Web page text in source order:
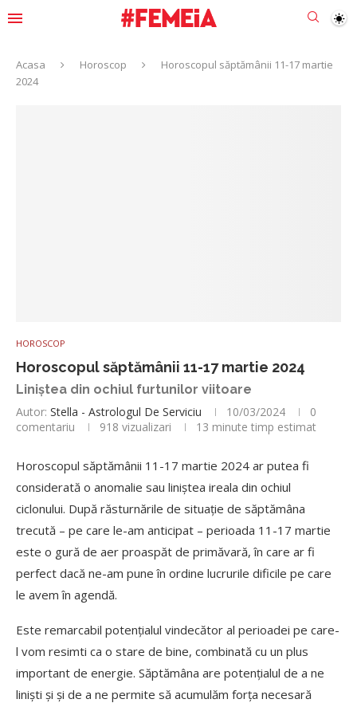
Acasa Horoscop
Horoscopul săptămânii 11-17 martie
2024
HOROSCOP
Horoscopul săptămânii 11-17 martie 2024
Liniștea din ochiul furtunilor viitoare
Autor: Stella - Astrologul De Serviciu 10/03/2024
0
comentariu
918 vizualizari 13 minute timp estimat
Horoscopul săptămânii 11-17 martie 2024 ar putea fi
considerată o anomalie sau liniștea ireala din ochiul
ciclonului. După răsturnările de situație de săptămâna
trecută – pe care le-am anticipat – perioada 11-17 martie
este o gură de aer proaspăt de primăvară, în care ar fi
perfect dacă ne-am pune în ordine lucrurile dificile pe care
le avem în agendă.
Este remarcabil potențialul vindecător al perioadei pe care-
l vom resimti ca o stare de bine, combinată cu un plus
important de energie. Săptămâna are potențialul de a ne
liniști și și de a ne permite să acumulăm forța necesară